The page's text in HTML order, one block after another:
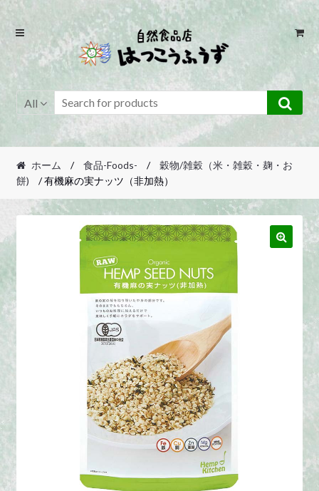
Skip
navigation
Skip
content
All
ホーム / 食品-Foods- /
穀物/雑穀（米・雑穀・麹・お
餅)
/ 有機麻の実ナッツ（非加熱）